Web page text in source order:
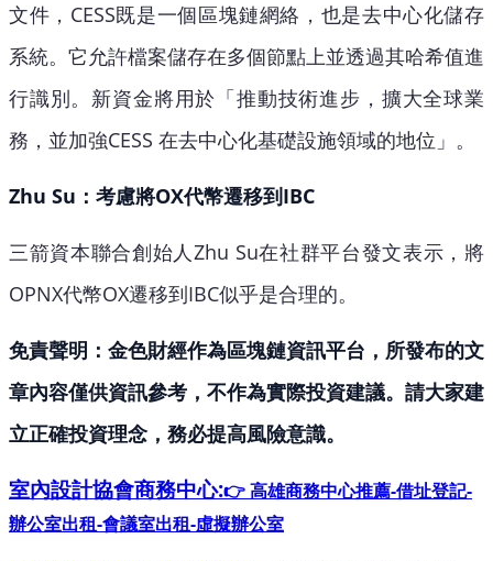
文件，CESS既是一個區塊鏈網絡，也是去中心化儲存
系統。它允許檔案儲存在多個節點上並透過其哈希值進
行識別。新資金將用於「推動技術進步，擴大全球業
務，並加強CESS 在去中心化基礎設施領域的地位」。
Zhu Su：考慮將OX代幣遷移到IBC
三箭資本聯合創始人Zhu Su在社群平台發文表示，將
OPNX代幣OX遷移到IBC似乎是合理的。
免責聲明：金色財經作為區塊鏈資訊平台，所發布的文
章內容僅供資訊參考，不作為實際投資建議。請大家建
立正確投資理念，務必提高風險意識。
室內設計協會商務中心:👉 高雄商務中心推薦-借址登記-
辦公室出租-會議室出租-虛擬辦公室